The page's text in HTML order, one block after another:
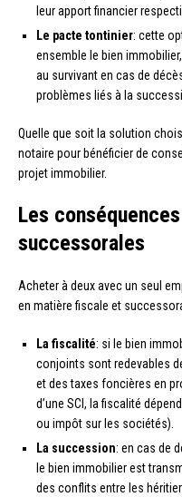
leur apport financier
Le pacte tontinier: cette
ensemble le bien
au survivant en cas de
problèmes liés à la
Quelle que soit la solution
notaire pour bénéficier de
projet immobilier.
Les
successorales
Acheter à deux avec un seul
en matière fiscale et
La fiscalité: si le bien
conjoints sont redevables
et des taxes foncières en
d’une SCI, la fiscalité
ou impôt sur les sociétés).
La succession: en cas de
le bien immobilier est
des conflits entre les